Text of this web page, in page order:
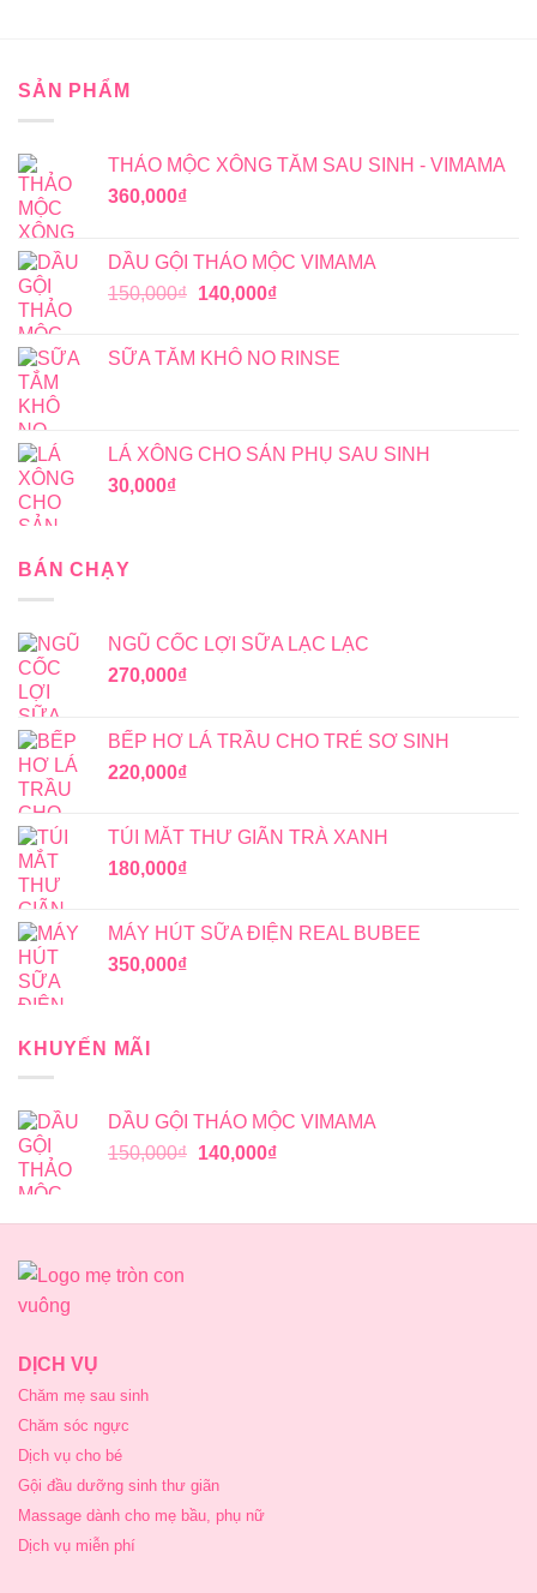
SẢN PHẨM
THẢO MỘC XÔNG TẮM SAU SINH - VIMAMA
360,000₫
DẦU GỘI THẢO MỘC VIMAMA
150,000₫ Giá
150,000₫.
140,000₫Giá
là:
SỮA TẮM KHÔ NO RINSE
LÁ XÔNG CHO SẢN PHỤ SAU SINH
30,000₫
BÁN CHẠY
NGŨ CỐC LỢI SỮA LẠC LẠC
270,000₫
BẾP HƠ LÁ TRẦU CHO TRẺ SƠ SINH
220,000₫
TÚI MẮT THƯ GIÃN TRÀ XANH
180,000₫
MÁY HÚT SỮA ĐIỆN REAL BUBEE
350,000₫
KHUYẾN MÃI
DẦU GỘI THẢO MỘC VIMAMA
150,000₫ Giá
150,000₫.
140,000₫Giá
là:
DỊCH VỤ
Chăm mẹ sau sinh
Chăm sóc ngực
Dịch vụ cho bé
Gội đầu dưỡng sinh thư giãn
Massage dành cho mẹ bầu, phụ nữ
Dịch vụ miễn phí